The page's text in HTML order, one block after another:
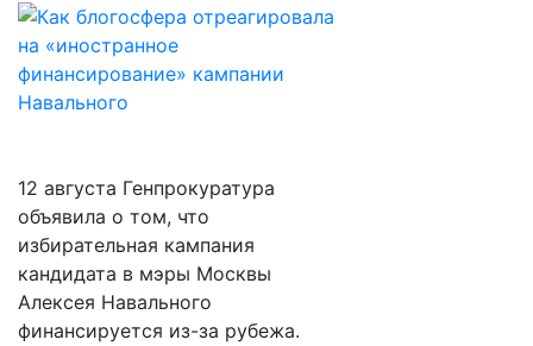
12 августа Генпрокуратура
объявила о том, что
избирательная кампания
кандидата в мэры Москвы
Алексея Навального
финансируется из-за рубежа.